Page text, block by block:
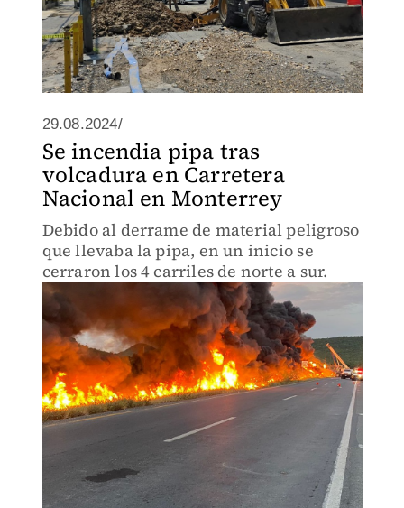
29.08.2024/
Se incendia pipa tras
volcadura en Carretera
Nacional en Monterrey
Debido al derrame de material peligroso
que llevaba la pipa, en un inicio se
cerraron los 4 carriles de norte a sur.